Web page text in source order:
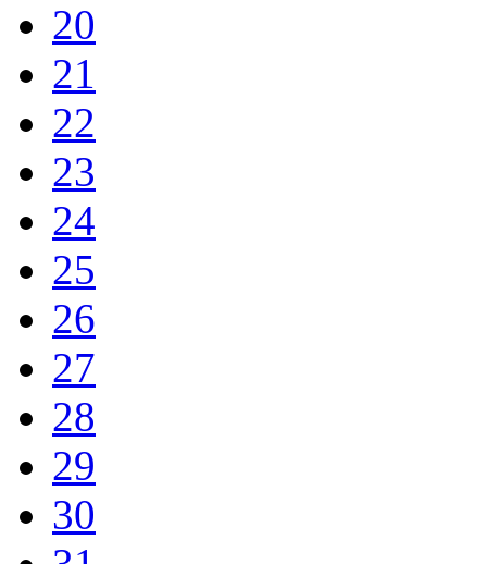
20
21
22
23
24
25
26
27
28
29
30